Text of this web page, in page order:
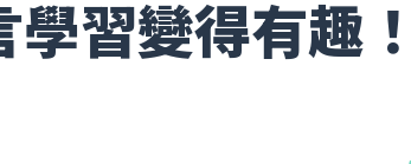
習變得有趣！